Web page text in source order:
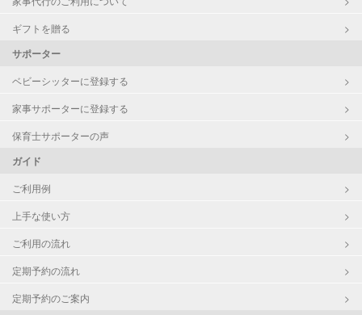
ギフトを贈る
サポーター
ベビーシッターに登録する
家事サポーターに登録する
保育士サポーターの声
ガイド
ご利用例
上手な使い方
ご利用の流れ
定期予約の流れ
定期予約のご案内